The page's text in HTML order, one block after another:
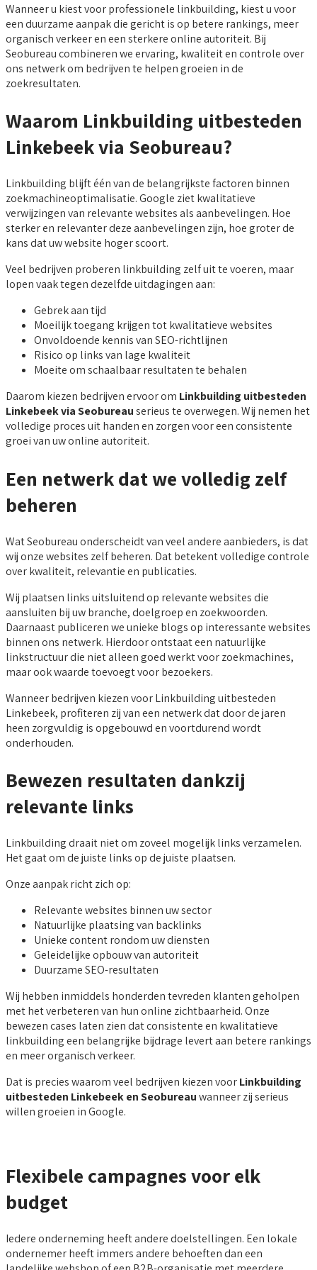
Wanneer u kiest voor professionele linkbuilding, kiest u voor
een duurzame aanpak die gericht is op betere rankings, meer
organisch verkeer en een sterkere online autoriteit. Bij
Seobureau combineren we ervaring, kwaliteit en controle over
ons netwerk om bedrijven te helpen groeien in de
zoekresultaten.
Waarom Linkbuilding uitbesteden
Linkebeek via Seobureau?
Linkbuilding blijft één van de belangrijkste factoren binnen
zoekmachineoptimalisatie. Google ziet kwalitatieve
verwijzingen van relevante websites als aanbevelingen. Hoe
sterker en relevanter deze aanbevelingen zijn, hoe groter de
kans dat uw website hoger scoort.
Veel bedrijven proberen linkbuilding zelf uit te voeren, maar
lopen vaak tegen dezelfde uitdagingen aan:
Gebrek aan tijd
Moeilijk toegang krijgen tot kwalitatieve websites
Onvoldoende kennis van SEO-richtlijnen
Risico op links van lage kwaliteit
Moeite om schaalbaar resultaten te behalen
Daarom kiezen bedrijven ervoor om Linkbuilding uitbesteden
Linkebeek via Seobureauserieus te overwegen. Wij nemen het
volledige proces uit handen en zorgen voor een consistente
groei van uw online autoriteit.
Een netwerk dat we volledig zelf
beheren
Wat Seobureau onderscheidt van veel andere aanbieders, is dat
wij onze websites zelf beheren. Dat betekent volledige controle
over kwaliteit, relevantie en publicaties.
Wij plaatsen links uitsluitend op relevante websites die
aansluiten bij uw branche, doelgroep en zoekwoorden.
Daarnaast publiceren we unieke blogs op interessante websites
binnen ons netwerk. Hierdoor ontstaat een natuurlijke
linkstructuur die niet alleen goed werkt voor zoekmachines,
maar ook waarde toevoegt voor bezoekers.
Wanneer bedrijven kiezen voor Linkbuilding uitbesteden
Linkebeek, profiteren zij van een netwerk dat door de jaren
heen zorgvuldig is opgebouwd en voortdurend wordt
onderhouden.
Bewezen resultaten dankzij
relevante links
Linkbuilding draait niet om zoveel mogelijk links verzamelen.
Het gaat om de juiste links op de juiste plaatsen.
Onze aanpak richt zich op:
Relevante websites binnen uw sector
Natuurlijke plaatsing van backlinks
Unieke content rondom uw diensten
Geleidelijke opbouw van autoriteit
Duurzame SEO-resultaten
Wij hebben inmiddels honderden tevreden klanten geholpen
met het verbeteren van hun online zichtbaarheid. Onze
bewezen cases laten zien dat consistente en kwalitatieve
linkbuilding een belangrijke bijdrage levert aan betere rankings
en meer organisch verkeer.
Dat is precies waarom veel bedrijven kiezen voorLinkbuilding
uitbesteden Linkebeek en Seobureauwanneer zij serieus
willen groeien in Google.
Flexibele campagnes voor elk
budget
Iedere onderneming heeft andere doelstellingen. Een lokale
ondernemer heeft immers andere behoeften dan een